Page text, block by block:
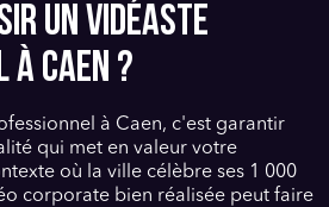
UN VIDÉASTE
À CAEN ?
à Caen, c'est garantir
qui met en valeur votre
où la ville célèbre ses 1 000
corporate bien réalisée peut faire